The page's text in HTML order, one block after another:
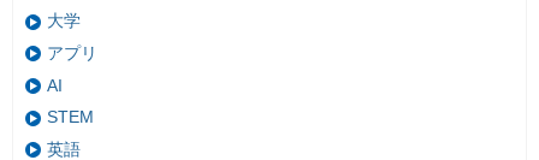
大学
アプリ
AI
STEM
英語